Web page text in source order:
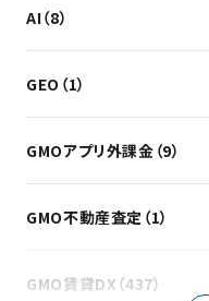
AI（8）
GEO（1）
GMOアプリ外課金（9）
GMO不動産査定（1）
GMO賃貸DX（437）